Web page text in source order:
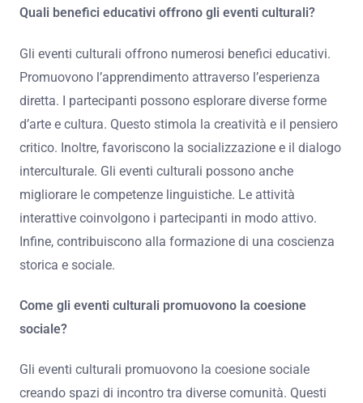
Quali benefici educativi offrono gli eventi culturali?
Gli eventi culturali offrono numerosi benefici educativi.
Promuovono l’apprendimento attraverso l’esperienza
diretta. I partecipanti possono esplorare diverse forme
d’arte e cultura. Questo stimola la creatività e il pensiero
critico. Inoltre, favoriscono la socializzazione e il dialogo
interculturale. Gli eventi culturali possono anche
migliorare le competenze linguistiche. Le attività
interattive coinvolgono i partecipanti in modo attivo.
Infine, contribuiscono alla formazione di una coscienza
storica e sociale.
Come gli eventi culturali promuovono la coesione
sociale?
Gli eventi culturali promuovono la coesione sociale
creando spazi di incontro tra diverse comunità. Questi